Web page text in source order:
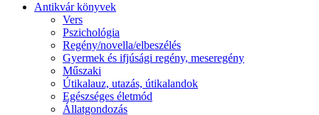
Antikvár könyvek
Vers
Pszichológia
Regény/novella/elbeszélés
Gyermek és ifjúsági regény, meseregény
Műszaki
Útikalauz, utazás, útikalandok
Egészséges életmód
Állatgondozás